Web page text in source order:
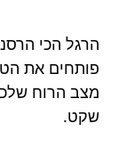
הרגל הכי
פותחים את
שקט.